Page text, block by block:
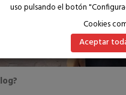
uso pulsando el botón
Cookies
Aceptar